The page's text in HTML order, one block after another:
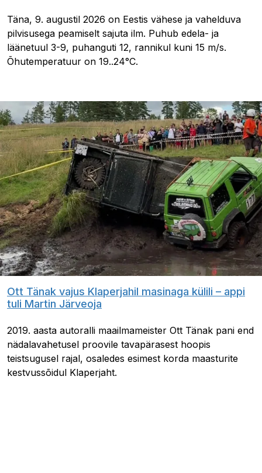
Täna, 9. augustil 2026 on Eestis vähese ja vahelduva
pilvisusega peamiselt sajuta ilm. Puhub edela- ja
läänetuul 3-9, puhanguti 12, rannikul kuni 15 m/s.
Õhutemperatuur on 19..24°C.
Ott Tänak vajus Klaperjahil masinaga külili – appi
tuli Martin Järveoja
2019. aasta autoralli maailmameister Ott Tänak pani end
nädalavahetusel proovile tavapärasest hoopis
teistsugusel rajal, osaledes esimest korda maasturite
kestvussõidul Klaperjaht.